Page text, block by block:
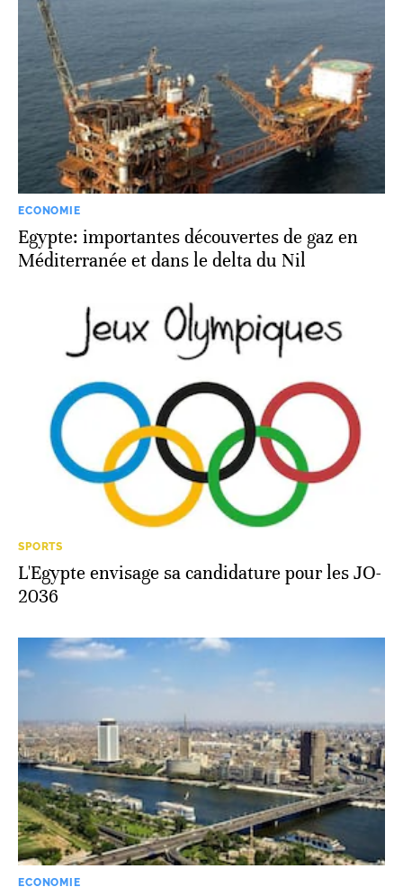
ECONOMIE
Egypte: importantes découvertes de gaz en
Méditerranée et dans le delta du Nil
SPORTS
L'Egypte envisage sa candidature pour les JO-
2036
ECONOMIE